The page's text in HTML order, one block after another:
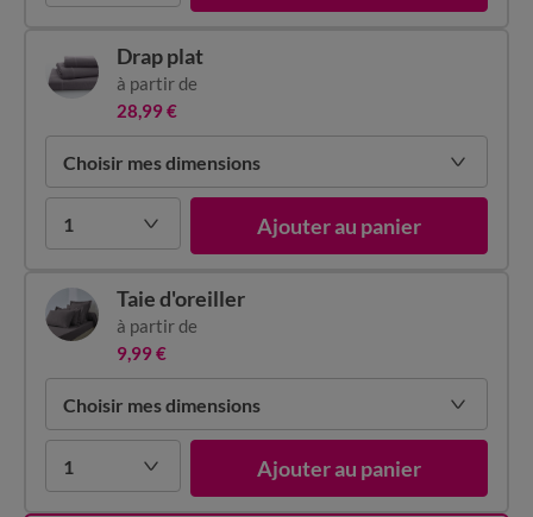
Choisir mes dimensions
1 Ajouter au panier
Drap plat
à partir de
28,99 €
Choisir mes dimensions
1 Ajouter au panier
Taie d'oreiller
à partir de
9,99 €